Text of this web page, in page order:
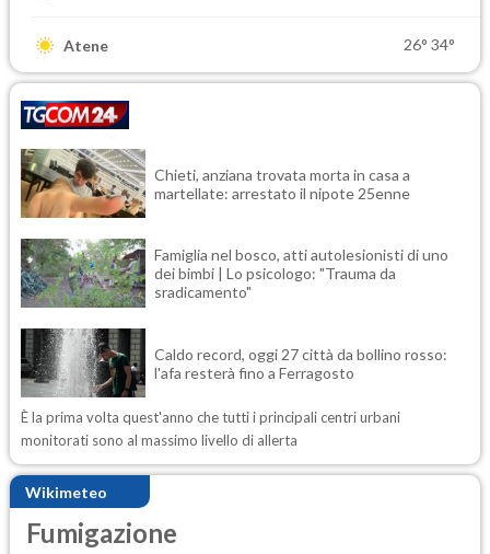
Atene 26° 34°
Chieti, anziana trovata morta in casa a
martellate: arrestato il nipote 25enne
Famiglia nel bosco, atti autolesionisti di uno
dei bimbi | Lo psicologo: "Trauma da
sradicamento"
Caldo record, oggi 27 città da bollino rosso:
l'afa resterà fino a Ferragosto
È la prima volta quest'anno che tutti i principali centri urbani
monitorati sono al massimo livello di allerta
Wikimeteo
Fumigazione